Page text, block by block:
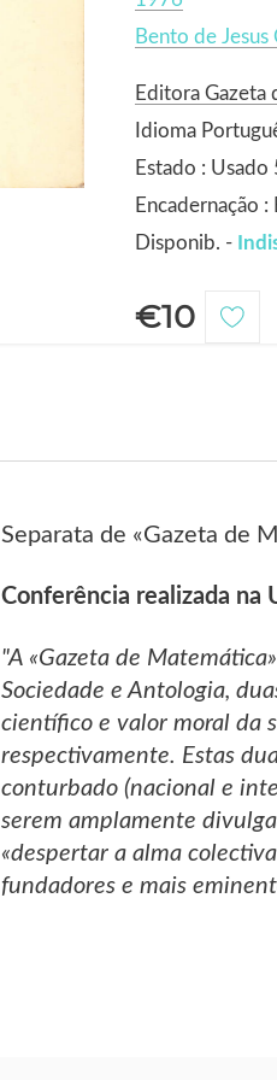
Bento de Jesus
Editora Gazeta
Idioma
Estado : Usado
Encadernação
Disponib. -
€10
Separata de «Gazeta de
Conferência realizada na
"A «Gazeta de
Sociedade e Antologia,
científico e valor moral da
respectivamente. Estas
conturbado (nacional e
serem amplamente
«despertar a alma
fundadores e mais